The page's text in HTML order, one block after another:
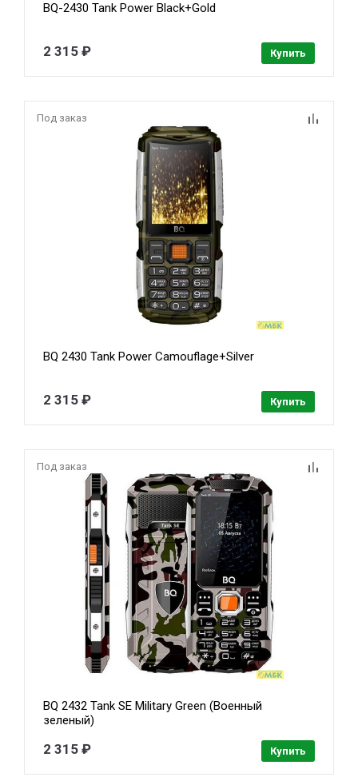
BQ-2430 Tank Power Black+Gold
2 315 ₽ Купить
Под заказ
BQ 2430 Tank Power Camouflage+Silver
2 315 ₽ Купить
Под заказ
BQ 2432 Tank SE Military Green (Военный
зеленый)
2 315 ₽ Купить